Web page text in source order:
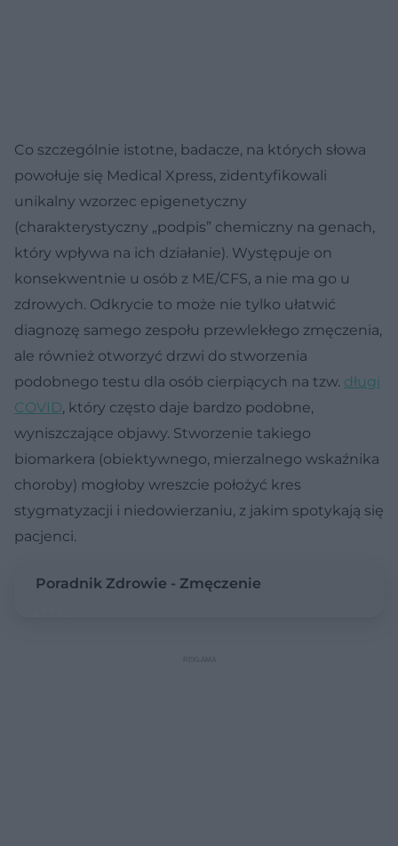
Co szczególnie istotne, badacze, na których słowa
powołuje się Medical Xpress, zidentyfikowali
unikalny wzorzec epigenetyczny
(charakterystyczny „podpis” chemiczny na genach,
który wpływa na ich działanie). Występuje on
konsekwentnie u osób z ME/CFS, a nie ma go u
zdrowych. Odkrycie to może nie tylko ułatwić
diagnozę samego zespołu przewlekłego zmęczenia,
ale również otworzyć drzwi do stworzenia
podobnego testu dla osób cierpiących na tzw. długi
COVID, który często daje bardzo podobne,
wyniszczające objawy. Stworzenie takiego
biomarkera (obiektywnego, mierzalnego wskaźnika
choroby) mogłoby wreszcie położyć kres
stygmatyzacji i niedowierzaniu, z jakim spotykają się
pacjenci.
Poradnik Zdrowie - Zmęczenie